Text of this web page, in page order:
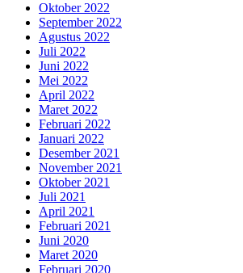
Oktober 2022
September 2022
Agustus 2022
Juli 2022
Juni 2022
Mei 2022
April 2022
Maret 2022
Februari 2022
Januari 2022
Desember 2021
November 2021
Oktober 2021
Juli 2021
April 2021
Februari 2021
Juni 2020
Maret 2020
Februari 2020